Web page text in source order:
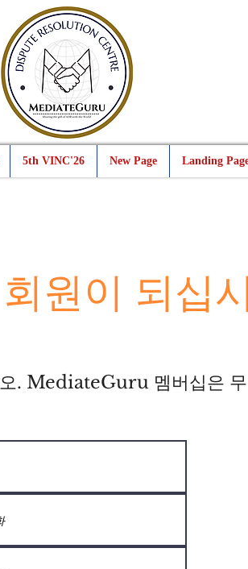
5th VINC'26 New Page Landing
원이 되십
. MediateGuru 멤버십은